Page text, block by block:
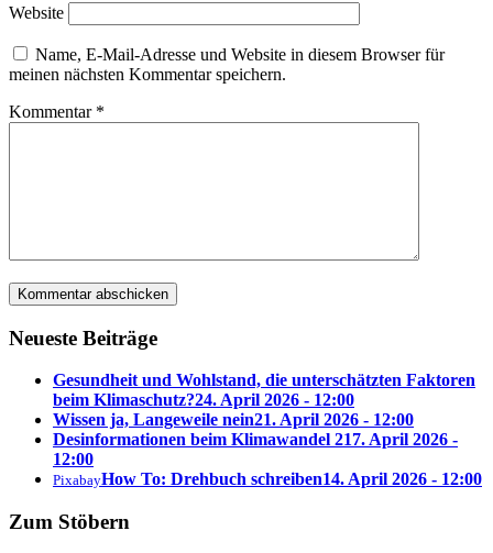
Website
Name, E-Mail-Adresse und Website in diesem Browser für
meinen nächsten Kommentar speichern.
Kommentar *
Neueste Beiträge
Gesundheit und Wohlstand, die unterschätzten Faktoren
beim Klimaschutz?24. April 2026 - 12:00
Wissen ja, Langeweile nein21. April 2026 - 12:00
Desinformationen beim Klimawandel 217. April 2026 -
12:00
PixabayHow To: Drehbuch schreiben14. April 2026 - 12:00
Zum Stöbern